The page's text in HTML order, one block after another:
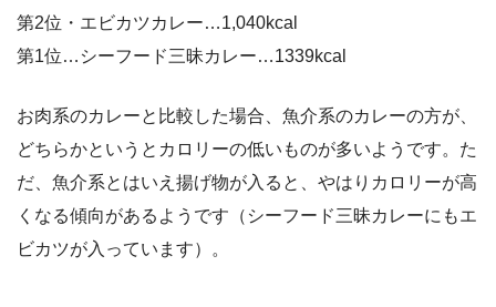
第2位・エビカツカレー…1,040kcal
第1位…シーフード三昧カレー…1339kcal
お肉系のカレーと比較した場合、魚介系のカレーの方が、
どちらかというとカロリーの低いものが多いようです。た
だ、魚介系とはいえ揚げ物が入ると、やはりカロリーが高
くなる傾向があるようです（シーフード三昧カレーにもエ
ビカツが入っています）。